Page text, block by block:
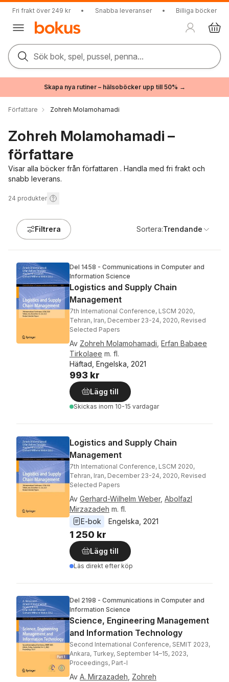
Fri frakt över 249 kr • Snabba leveranser • Billiga böcker
Sök bok, spel, pussel, penna...
Skapa nya rutiner – hälsoböcker upp till 50% →
Författare Zohreh Molamohamadi
Zohreh Molamohamadi –
författare
Visar alla böcker från författaren . Handla med fri frakt och
snabb leverans.
24 produkter
Filtrera Sortera:Trendande
Del 1458 - Communications in Computer and
Information Science
Logistics and Supply Chain
Management
7th International Conference, LSCM 2020,
Tehran, Iran, December 23-24, 2020, Revised
Selected Papers
Av Zohreh Molamohamadi Erfan Babaee
Tirkolaee m. fl.
Häftad, Engelska, 2021
993 kr
Lägg till
Skickas inom 10-15 vardagar
Logistics and Supply Chain
Management
7th International Conference, LSCM 2020,
Tehran, Iran, December 23-24, 2020, Revised
Selected Papers
Av Gerhard-Wilhelm Weber, Abolfazl
Mirzazadeh m. fl.
E-bok
Engelska 2021
1 250 kr
Lägg till
Läs direkt efter köp
Del 2198 - Communications in Computer and
Information Science
Science, Engineering Management
and Information Technology
Second International Conference, SEMIT 2023,
Ankara, Turkey, September 14–15, 2023,
Proceedings, Part-I
Av A. Mirzazadeh Zohreh